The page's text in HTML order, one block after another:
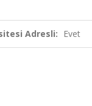
Adresli: Evet